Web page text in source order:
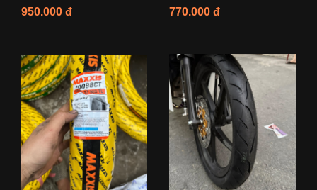
950.000 đ 770.000 đ